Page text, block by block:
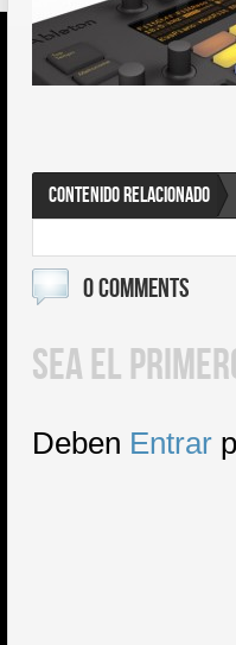
CONTENIDO RELACIONADO
0 COMMENTS
SEA EL
Deben Entrar